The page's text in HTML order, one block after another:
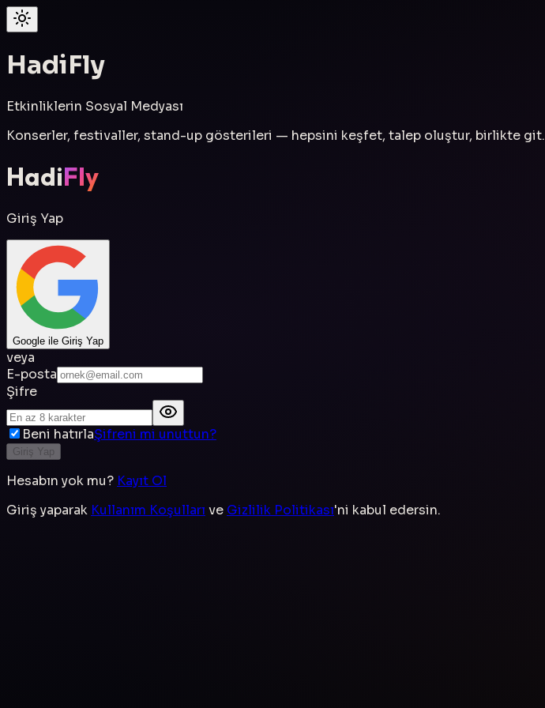
HadiFly
Etkinliklerin Sosyal Medyası
Konserler, festivaller, stand-up gösterileri — hepsini keşfet, talep oluştur, birlikte git.
HadiFly
Giriş Yap
Google ile Giriş Yap
veya
E-posta
Şifre
Beni hatırlaŞifreni mi unuttun?
Giriş Yap
Hesabın yok mu? Kayıt Ol
Giriş yaparak Kullanım Koşulları ve Gizlilik Politikası'ni kabul edersin.